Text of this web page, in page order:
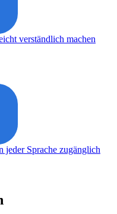
verständlich machen
jeder Sprache zugänglich